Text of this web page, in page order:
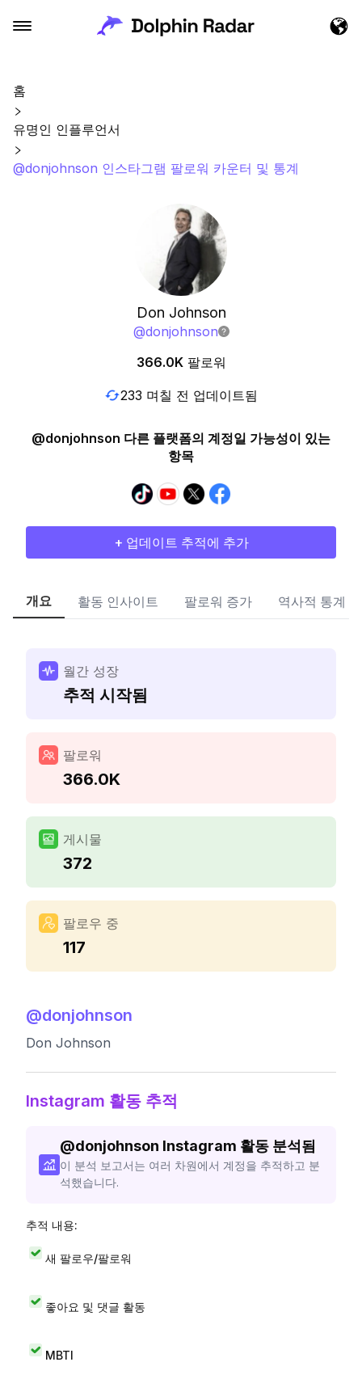
홈
유명인 인플루언서
@donjohnson 인스타그램 팔로워 카운터 및 통계
Don Johnson
@donjohnson
366.0K 팔로워
233 며칠 전 업데이트됨
@donjohnson 다른 플랫폼의 계정일 가능성이 있는
항목
+ 업데이트 추적에 추가
개요 활동 인사이트 팔로워 증가 역사적 통계
월간 성장
추적 시작됨
팔로워
366.0K
게시물
372
팔로우 중
117
@donjohnson
Don Johnson
Instagram 활동 추적
@donjohnson Instagram 활동 분석됨
이 분석 보고서는 여러 차원에서 계정을 추적하고 분
석했습니다.
추적 내용:
새 팔로우/팔로워
좋아요 및 댓글 활동
MBTI